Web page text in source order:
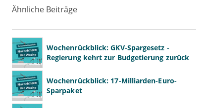
Ähnliche Beiträge
Wochenrückblick: GKV-Spargesetz -
Regierung kehrt zur Budgetierung zurück
Wochenrückblick: 17-Milliarden-Euro-
Sparpaket